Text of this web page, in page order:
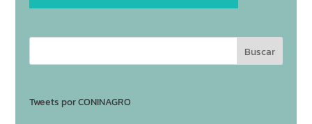
Tweets por CONINAGRO